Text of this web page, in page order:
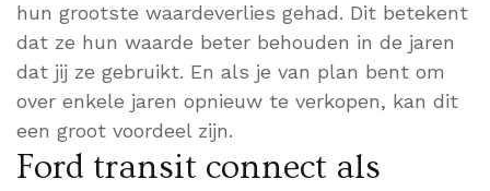
hun grootste waardeverlies gehad. Dit betekent
dat ze hun waarde beter behouden in de jaren
dat jij ze gebruikt. En als je van plan bent om
over enkele jaren opnieuw te verkopen, kan dit
een groot voordeel zijn.
Ford transit connect als